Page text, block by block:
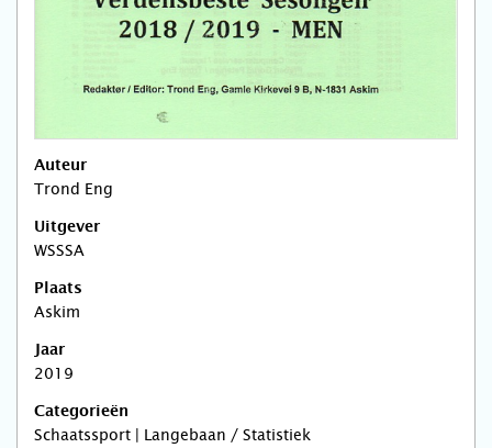
Auteur
Trond Eng
Uitgever
WSSSA
Plaats
Askim
Jaar
2019
Categorieën
Schaatssport | Langebaan / Statistiek